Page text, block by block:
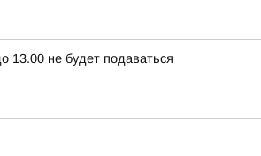
13.00 не будет подаваться